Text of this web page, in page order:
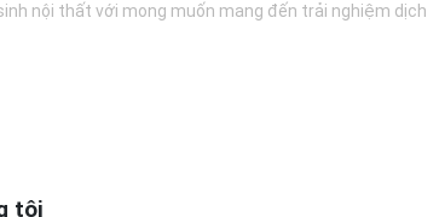
nội thất với mong muốn mang đến trải nghiệm dịch
tôi